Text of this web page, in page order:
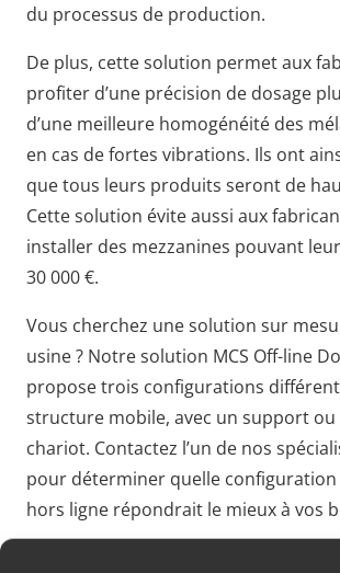
du processus de production.
De plus, cette solution permet aux
profiter d’une précision de dosage
d’une meilleure homogénéité des
en cas de fortes vibrations. Ils ont
que tous leurs produits seront de
Cette solution évite aussi aux
installer des mezzanines pouvant
30 000 €.
Vous cherchez une solution sur
usine ? Notre solution MCS Off-line
propose trois configurations
structure mobile, avec un support ou
chariot. Contactez l’un de nos
pour déterminer quelle configuration
hors ligne répondrait le mieux à vos